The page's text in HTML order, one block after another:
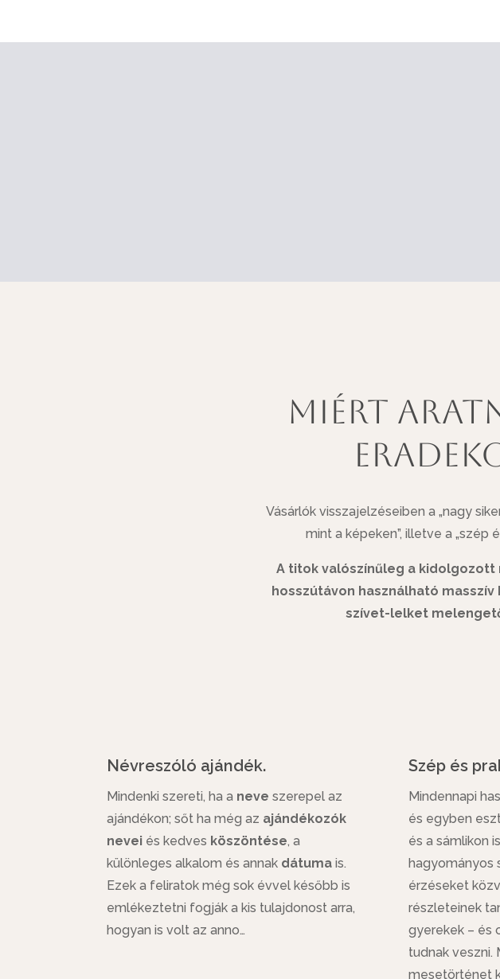
Miért
Vásárlók visszajelzéseiben a „nagy
mint a képeken”, illetve a „szép
A titok valószínűleg a
hosszútávon használható
szívet-lelket
Névreszóló ajándék.
Mindenki szereti, ha a neve szerepel az
ajándékon; sőt ha még az ajándékozók
nevei és kedves köszöntése, a
különleges alkalom és annak dátuma is.
Ezek a feliratok még sok évvel később is
emlékeztetni fogják a kis tulajdonost arra,
hogyan is volt az anno…
Szép és
Mindennapi
és egyben
és a sámlikon
hagyományos
érzéseket
részleteinek
gyerekek – és
tudnak veszni.
mesetörténet